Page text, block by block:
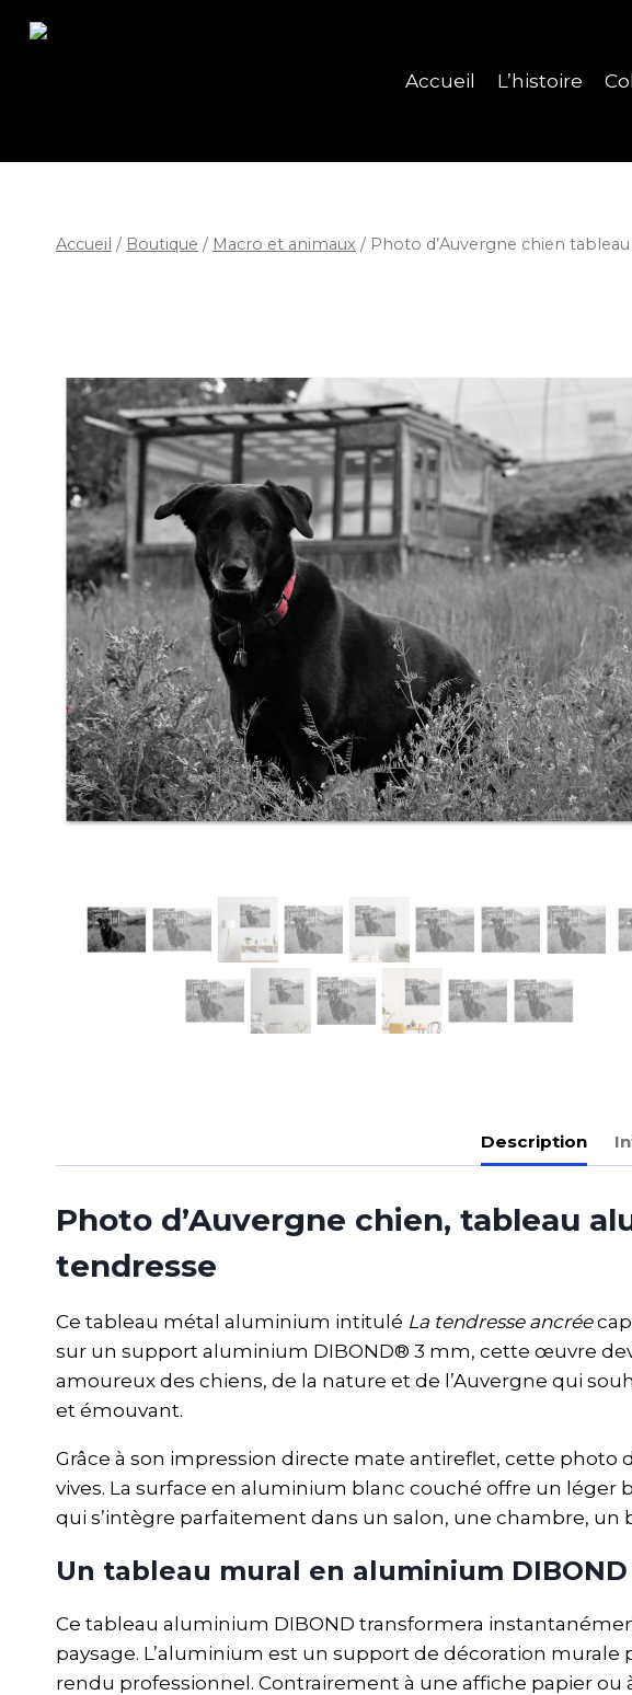
Accueil L’histoire
Accueil / Boutique / Macro et animaux / Photo d’Auvergne chien
Description
Photo d’Auvergne chien, tableau
tendresse
Ce tableau métal aluminium intitulé La tendresse ancrée
sur un support aluminium DIBOND® 3 mm, cette œuvre
amoureux des chiens, de la nature et de l’Auvergne qui
et émouvant.
Grâce à son impression directe mate antireflet, cette photo
vives. La surface en aluminium blanc couché offre un
qui s’intègre parfaitement dans un salon, une chambre, un
Un tableau mural en aluminium
Ce tableau aluminium DIBOND transformera
paysage. L’aluminium est un support de décoration
rendu professionnel. Contrairement à une affiche papier